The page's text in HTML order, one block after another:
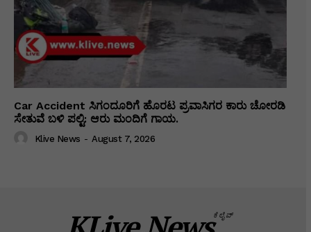
Car Accident ಸಿಗಂದೂರಿಗೆ ಹೊರಟ ಪ್ರವಾಸಿಗರ ಕಾರು ಚೋರಡಿ
ಸೇತುವೆ ಬಳಿ ಪಲ್ಟಿ: ಆರು ಮಂದಿಗೆ ಗಾಯ.
Klive News - August 7, 2026
ಕೆಲೈವ್